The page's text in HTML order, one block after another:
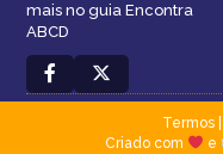
mais no guia Encontra
ABCD
Termos|
Criado com
e